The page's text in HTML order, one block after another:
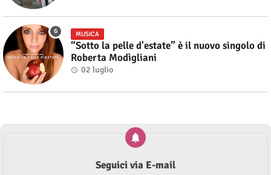
MUSICA
“Sotto la pelle d'estate” è il nuovo singolo di
Roberta Modìgliani
02 luglio
Seguici via E-mail